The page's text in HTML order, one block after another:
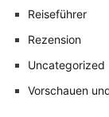
Reiseführer
Rezension
Uncategorized
Vorschauen